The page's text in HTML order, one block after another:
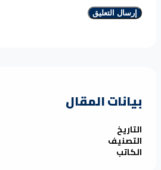
بيانات المقال
التاريخ
التصنيف
الكاتب